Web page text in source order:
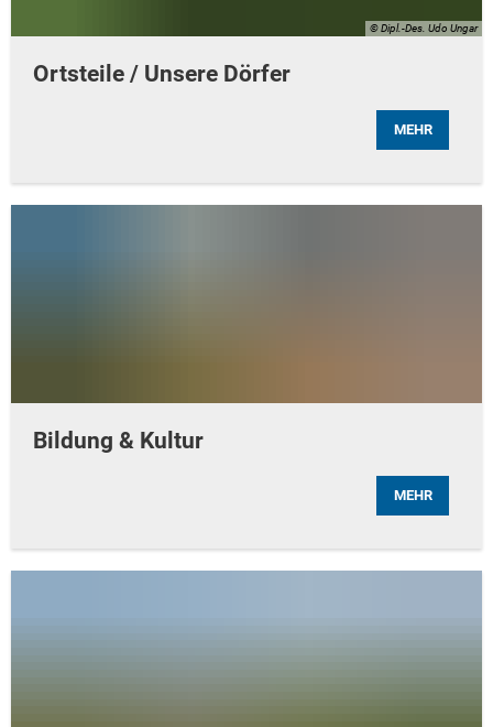
© Dipl.-Des. Udo Ungar
Ortsteile / Unsere Dörfer
MEHR
Bildung & Kultur
MEHR